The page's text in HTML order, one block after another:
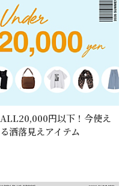
ALL20,000円以下！今使え
る洒落見えアイテム